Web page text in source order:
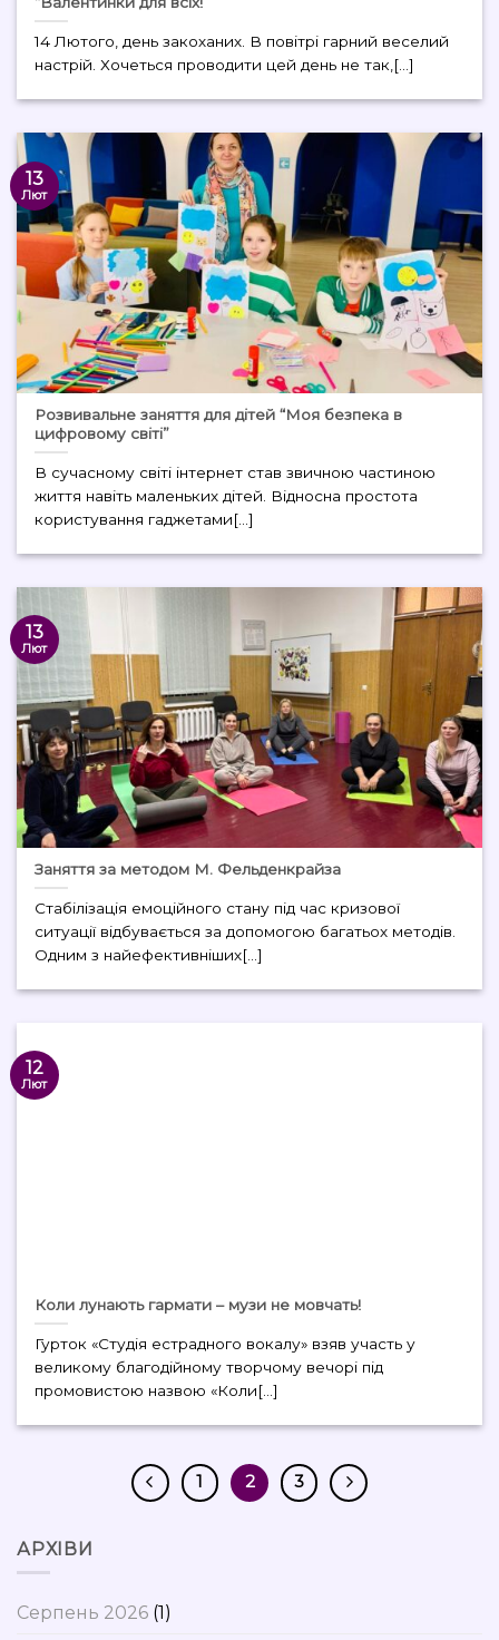
14 Лютого, день закоханих. В повітрі гарний веселий
настрій. Хочеться проводити цей день не так,[...]
Розвивальне заняття для дітей “Моя безпека в
цифровому світі”
В сучасному світі інтернет став звичною частиною
життя навіть маленьких дітей. Відносна простота
користування гаджетами[...]
13
Лют
Заняття за методом М. Фельденкрайза
Стабілізація емоційного стану під час кризової
ситуації відбувається за допомогою багатьох методів.
Одним з найефективніших[...]
13
Лют
Коли лунають гармати – музи не мовчать!
Гурток «Студія естрадного вокалу» взяв участь у
великому благодійному творчому вечорі під
промовистою назвою «Коли[...]
12
Лют
1 2 3
АРХІВИ
Серпень 2026 (1)